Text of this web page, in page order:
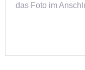
das Foto im